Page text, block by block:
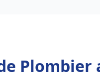
Plombier